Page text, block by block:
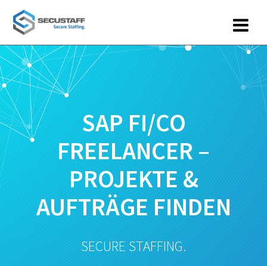
SAP FI/CO
FREELANCER –
PROJEKTE &
AUFTRÄGE FINDEN
SECURE STAFFING.